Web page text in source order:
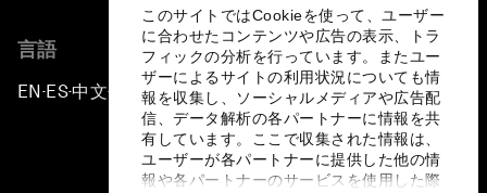
このサイトではCookieを使って、ユーザー
に合わせたコンテンツや広告の表示、トラ
フィックの分析を行っています。またユー
ザーによるサイトの利用状況についても情
報を収集し、ソーシャルメディアや広告配
信、データ解析の各パートナーに情報を共
有しています。ここで収集された情報は、
ユーザーが各パートナーに提供した他の情
報や各パートナーのサービスを使用した際
言語
EN ▪ ES▪中文▪ 日本語